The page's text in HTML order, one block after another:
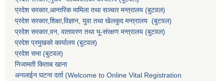
प्रदेश सरकार,आन्तरिक मामिला तथा सञ्चार मन्त्रालय (बुटवल)
प्रदेश सरकार,शिक्षा,विज्ञान, युवा तथा खेलकुद मन्त्रालय (बुटवल)
प्रदेश सरकार,वन, वातावरण तथा भू-संरक्षण मन्त्रालय (बुटवल)
प्रदेश प्रमुखकाे कार्यालय (बुटवल)
प्रदेश सभा (बुटवल)
निजामती किताब खाना
अनलाईन घटना दर्ता (Welcome to Online Vital Registration